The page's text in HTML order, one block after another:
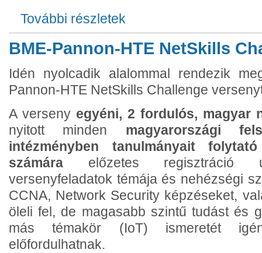
További részletek
BME-Pannon-HTE NetSkills
Idén nyolcadik alalommal rendezik
Pannon-HTE NetSkills Challenge
A verseny egyéni, 2 fordulós, magyar
nyitott minden magyarországi
intézményben tanulmányait
számára előzetes regisztráció
versenyfeladatok témája és nehézségi
CCNA, Network Security képzéseket,
öleli fel, de magasabb szintű tudást és
más témakör (IoT) ismeretét
előfordulhatnak.